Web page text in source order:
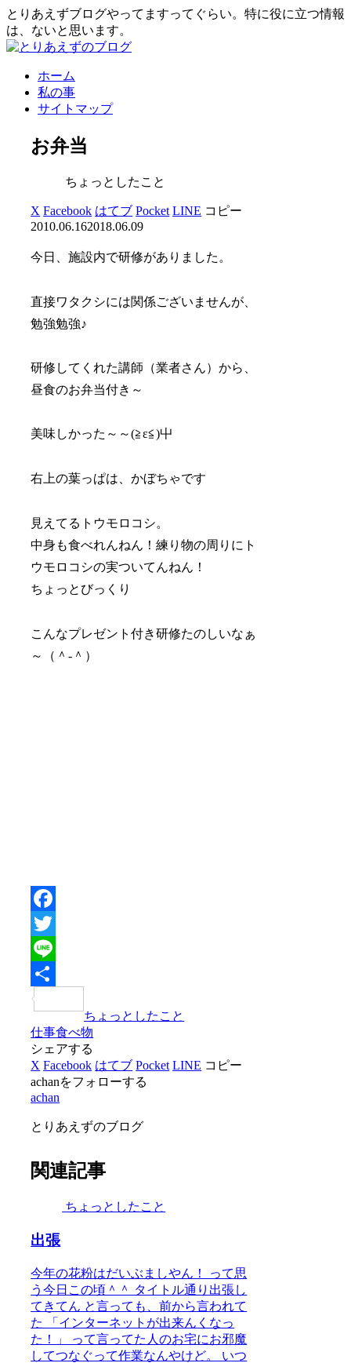
とりあえずブログやってますってぐらい。特に役に立つ情報
は、ないと思います。
ホーム
私の事
サイトマップ
お弁当
ちょっとしたこと
X Facebook はてブ Pocket LINE コピー
2010.06.162018.06.09
今日、施設内で研修がありました。
直接ワタクシには関係ございませんが、
勉強勉強♪
研修してくれた講師（業者さん）から、
昼食のお弁当付き～
美味しかった～～(≧ε≦)屮
右上の葉っぱは、かぼちゃです
見えてるトウモロコシ。
中身も食べれんねん！練り物の周りにト
ウモロコシの実ついてんねん！
ちょっとびっくり
こんなプレゼント付き研修たのしいなぁ
～（＾-＾）
Facebook
Twitter
Line
有
ちょっとしたこと
仕事食べ物
シェアする
X Facebook はてブ Pocket LINE コピー
achanをフォローする
achan
とりあえずのブログ
関連記事
ちょっとしたこと
出張
今年の花粉はだいぶましやん！ って思
う今日この頃＾＾ タイトル通り出張し
てきてん と言っても、前から言われて
た 「インターネットが出来んくなっ
た！」 って言ってた人のお宅にお邪魔
してつなぐって作業なんやけど。 いつ